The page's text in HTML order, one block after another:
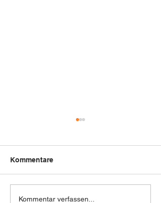
Next Level Optimierung
Kommentare
Kommentar verfassen...